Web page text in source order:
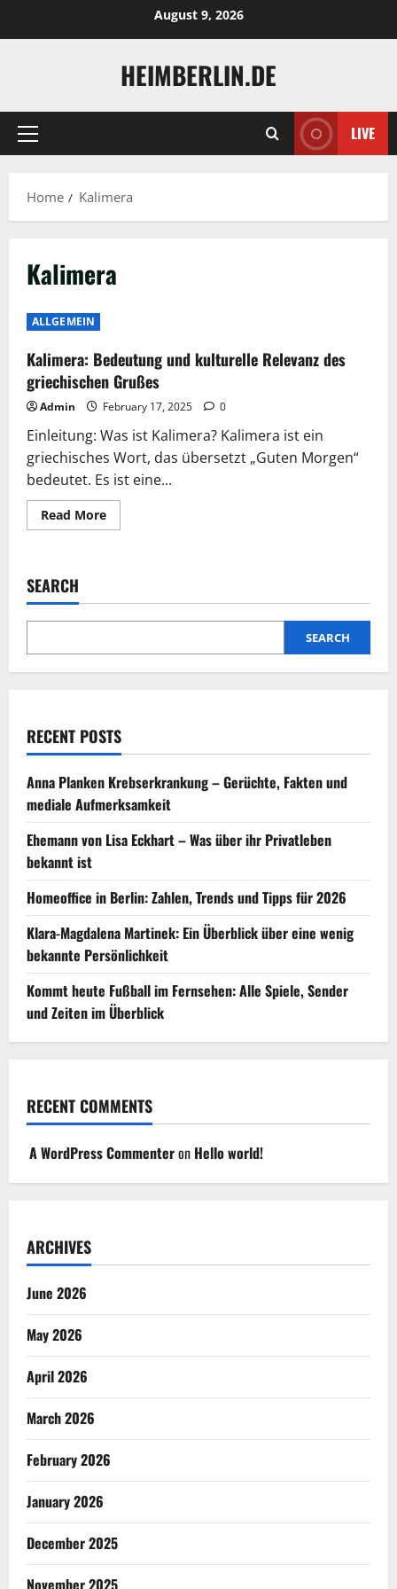
August 9, 2026
HEIMBERLIN.DE
Primary
LIVE
Home Kalimera
Kalimera
ALLGEMEIN
Kalimera: Bedeutung und kulturelle Relevanz des
griechischen Grußes
Admin February 17, 2025 0
Einleitung: Was ist Kalimera? Kalimera ist ein
griechisches Wort, das übersetzt „Guten Morgen“
bedeutet. Es ist eine...
Read MoreRead
more
Relevanz
griechischen
SEARCH
SEARCH
RECENT POSTS
Anna Planken Krebserkrankung – Gerüchte, Fakten und
mediale Aufmerksamkeit
Ehemann von Lisa Eckhart – Was über ihr Privatleben
bekannt ist
Homeoffice in Berlin: Zahlen, Trends und Tipps für 2026
Klara-Magdalena Martinek: Ein Überblick über eine wenig
bekannte Persönlichkeit
Kommt heute Fußball im Fernsehen: Alle Spiele, Sender
und Zeiten im Überblick
RECENT COMMENTS
A WordPress Commenteron Hello world!
ARCHIVES
June 2026
May 2026
April 2026
March 2026
February 2026
January 2026
December 2025
November 2025